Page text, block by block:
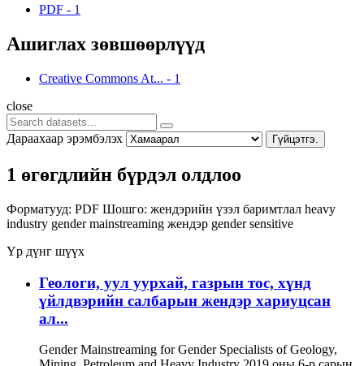
PDF - 1
Ашиглах зөвшөөрлүүд
Creative Commons At... - 1
close
Дараахаар эрэмбэлэх Гүйцэтгэ.
1 өгөгдлийн бүрдэл олдлоо
Форматууд: PDF Шошго: жендэрийн үзэл баримтлал heavy
industry gender mainstreaming жендэр gender sensitive
Үр дүнг шүүх
Геологи, уул уурхай, газрын тос, хүнд
үйлдвэрийн салбарын жендэр хариуцсан
ал...
Gender Mainstreaming for Gender Specialists of Geology,